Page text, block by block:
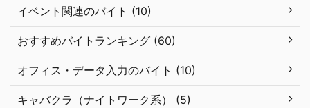
イベント関連のバイト (10)
おすすめバイトランキング (60)
オフィス・データ入力のバイト (10)
キャバクラ（ナイトワーク系） (5)